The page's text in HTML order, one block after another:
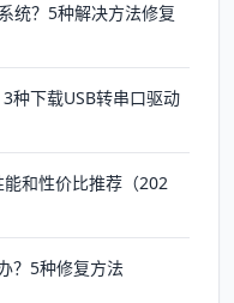
统？5种解决方法修复
种下载USB转串口驱动
和性价比推荐（202
？5种修复方法